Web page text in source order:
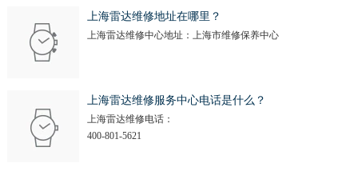
上海雷达维修地址在哪里？
上海雷达维修中心地址：上海市维修保养中心
上海雷达维修服务中心电话是什么？
上海雷达维修电话：
400-801-5621